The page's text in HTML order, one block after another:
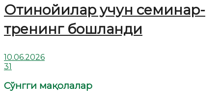
Отинойилар учун семинар-
тренинг бошланди
10.06.2026
31
Сўнгги мақолалар